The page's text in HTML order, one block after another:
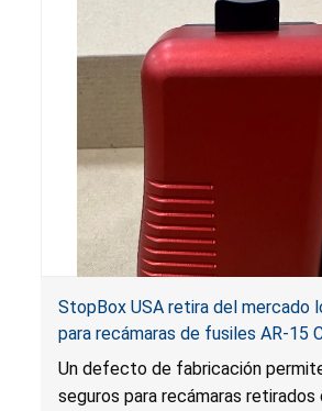
StopBox USA retira del mercado
para recámaras de fusiles AR-15
Pros por riesgo de lesión grave y
Un defecto de fabricación
seguros para recámaras